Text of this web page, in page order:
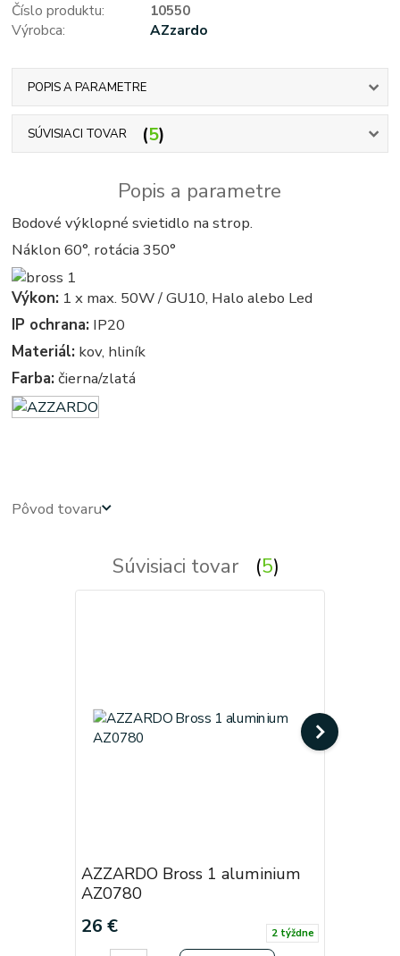
Číslo produktu:
10550
Výrobca:
AZzardo
POPIS A PARAMETRE
SÚVISIACI TOVAR 5
Popis a parametre
Bodové výklopné svietidlo na strop.
Náklon 60°, rotácia 350°
Výkon: 1 x max. 50W / GU10, Halo alebo Led
IP ochrana: IP20
Materiál: kov, hliník
Farba: čierna/zlatá
Pôvod tovaru
Súvisiaci tovar 5
AZZARDO Bross 1 aluminium
AZ0780
26 € 2 týždne